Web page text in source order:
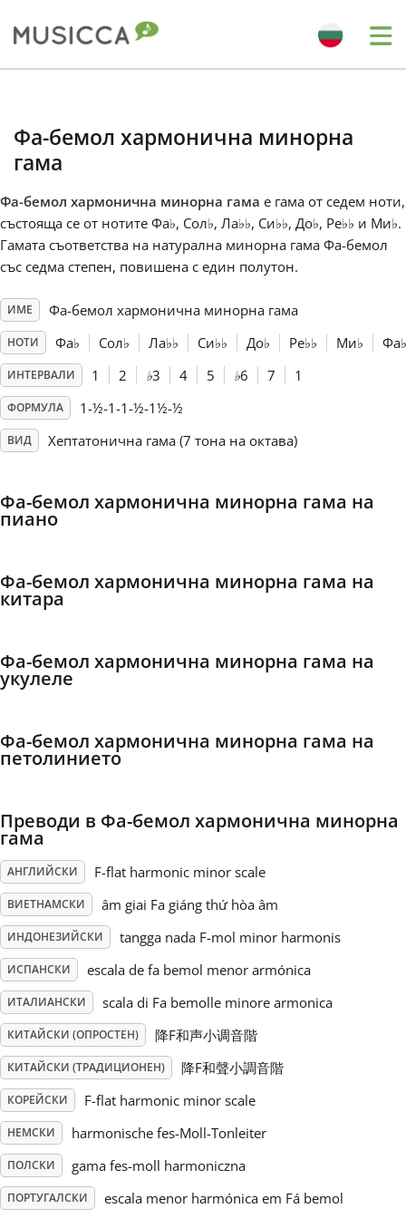
Dansk
Deutsch
Español
Français
한국어
日本語
Svenska
Tiếng Việt
Türkçe
Українська
简体中文
繁體中文
Фа-бемол хармонична минорна
гама
Фа-бемол хармонична минорна гама е гама от седем ноти,
състояща се от нотите Фа♭, Сол♭, Ла♭♭, Си♭♭, До♭, Ре♭♭ и Ми♭.
Гамата съответства на натурална минорна гама Фа-бемол
със седма степен, повишена с един полутон.
ИМЕ Фа-бемол хармонична минорна гама
НОТИ Фа♭ Сол♭ Ла♭♭ Си♭♭ До♭ Ре♭♭ Ми♭ Фа♭
ИНТЕРВАЛИ 1 2 ♭3 4 5 ♭6 7 1
ФОРМУЛА 1-½-1-1-½-1½-½
ВИД Хептатонична гама (7 тона на октава)
Фа-бемол хармонична минорна гама на
пиано
Фа-бемол хармонична минорна гама на
китара
Фа-бемол хармонична минорна гама на
укулеле
Фа-бемол хармонична минорна гама на
петолинието
Преводи в Фа-бемол хармонична минорна
гама
АНГЛИЙСКИ F-flat harmonic minor scale
ВИЕТНАМСКИ âm giai Fa giáng thứ hòa âm
ИНДОНЕЗИЙСКИ tangga nada F-mol minor harmonis
ИСПАНСКИ escala de fa bemol menor armónica
ИТАЛИАНСКИ scala di Fa bemolle minore armonica
КИТАЙСКИ (ОПРОСТЕН) 降F和声小调音階
КИТАЙСКИ (ТРАДИЦИОНЕН) 降F和聲小調音階
КОРЕЙСКИ F-flat harmonic minor scale
НЕМСКИ harmonische fes-Moll-Tonleiter
ПОЛСКИ gama fes-moll harmoniczna
ПОРТУГАЛСКИ escala menor harmónica em Fá bemol